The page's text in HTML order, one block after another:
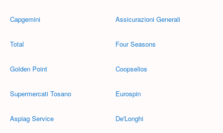
Capgemini
Total
Golden Point
Supermercati Tosano
Aspiag Service
Assicurazioni Generali
Four Seasons
Coopselios
Eurospin
De'Longhi